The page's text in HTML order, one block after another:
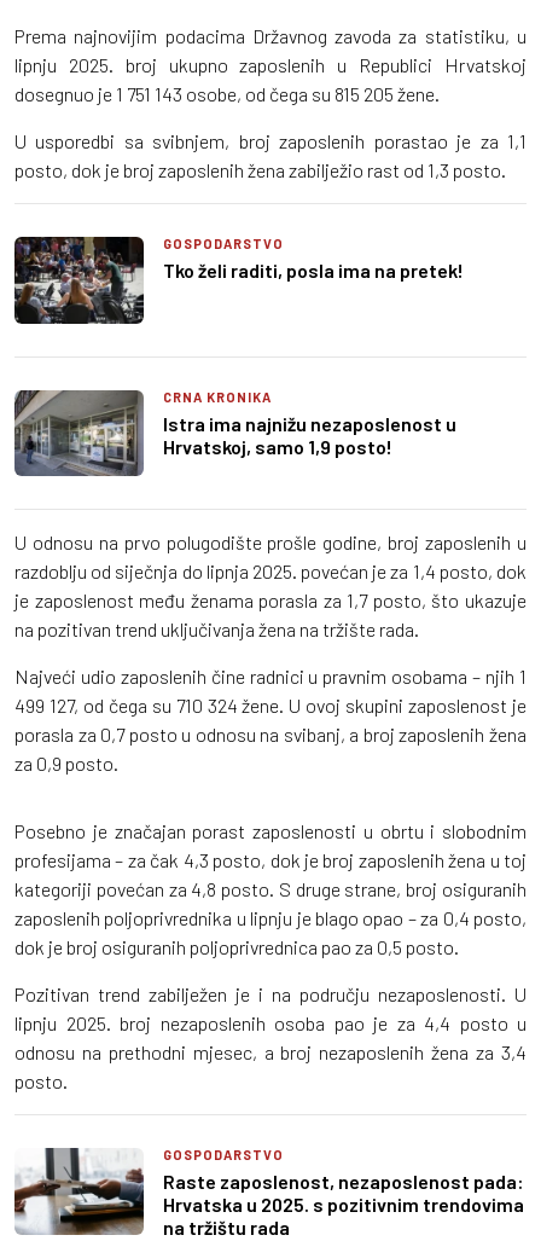
Prema najnovijim podacima Državnog zavoda za statistiku, u
lipnju 2025. broj ukupno zaposlenih u Republici Hrvatskoj
dosegnuo je 1 751 143 osobe, od čega su 815 205 žene.
U usporedbi sa svibnjem, broj zaposlenih porastao je za 1,1
posto, dok je broj zaposlenih žena zabilježio rast od 1,3 posto.
GOSPODARSTVO
Tko želi raditi, posla ima na pretek!
CRNA KRONIKA
Istra ima najnižu nezaposlenost u
Hrvatskoj, samo 1,9 posto!
U odnosu na prvo polugodište prošle godine, broj zaposlenih u
razdoblju od siječnja do lipnja 2025. povećan je za 1,4 posto, dok
je zaposlenost među ženama porasla za 1,7 posto, što ukazuje
na pozitivan trend uključivanja žena na tržište rada.
Najveći udio zaposlenih čine radnici u pravnim osobama – njih 1
499 127, od čega su 710 324 žene. U ovoj skupini zaposlenost je
porasla za 0,7 posto u odnosu na svibanj, a broj zaposlenih žena
za 0,9 posto.
Posebno je značajan porast zaposlenosti u obrtu i slobodnim
profesijama – za čak 4,3 posto, dok je broj zaposlenih žena u toj
kategoriji povećan za 4,8 posto. S druge strane, broj osiguranih
zaposlenih poljoprivrednika u lipnju je blago opao – za 0,4 posto,
dok je broj osiguranih poljoprivrednica pao za 0,5 posto.
Pozitivan trend zabilježen je i na području nezaposlenosti. U
lipnju 2025. broj nezaposlenih osoba pao je za 4,4 posto u
odnosu na prethodni mjesec, a broj nezaposlenih žena za 3,4
posto.
GOSPODARSTVO
Raste zaposlenost, nezaposlenost pada:
Hrvatska u 2025. s pozitivnim trendovima
na tržištu rada